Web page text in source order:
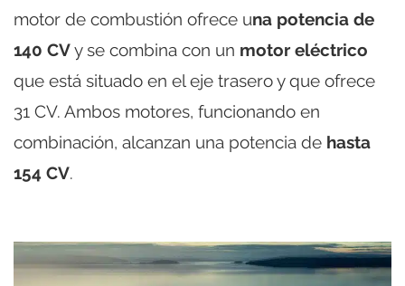
motor de combustión ofrece una potencia de
140 CVy se combina con un motor eléctrico
que está situado en el eje trasero y que ofrece
31 CV. Ambos motores, funcionando en
combinación, alcanzan una potencia de hasta
154 CV.